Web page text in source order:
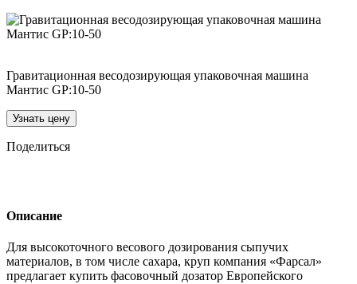
Гравитационная весодозирующая упаковочная машина
Мантис GP:10-50
Узнать цену
Поделиться
Описание
Для высокоточного весового дозирования сыпучих
материалов, в том числе сахара, круп компания «Фарсал»
предлагает купить фасовочный дозатор Европейского